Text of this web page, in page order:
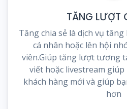
TĂNG LƯỢT
Tăng chia sẻ là dịch vụ
cá nhân hoặc lên hội
viên.Giúp tăng lượt tương
viết hoặc livestream
khách hàng mới và giúp
hơn